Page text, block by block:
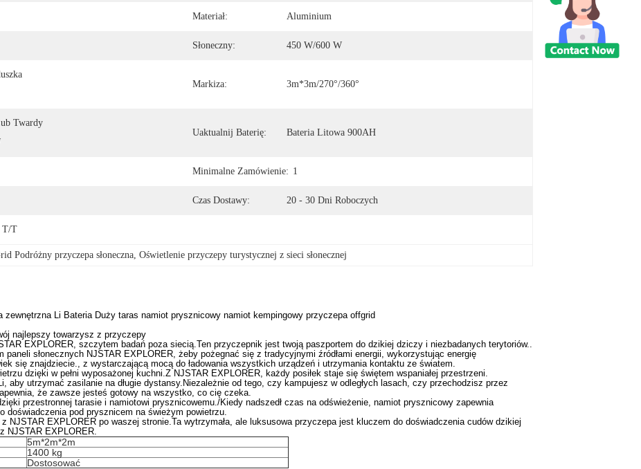
Materiał: Aluminium
Słoneczny: 450 W/600 W
Markiza: 3m*3m/270°/360°
Twardy
Uaktualnij Baterię: Bateria Litowa 900AH
Minimalne Zamówienie: 1
Czas Dostawy: 20 - 30 Dni Roboczych
T/T
Podróżny przyczepa słoneczna , Oświetlenie przyczepy turystycznej z sieci słonecznej
zewnętrzna Li Bateria Duży taras namiot prysznicowy namiot kempingowy przyczepa offgrid
najlepszy towarzysz z przyczepy
EXPLORER, szczytem badań poza siecią.Ten przyczepnik jest twoją paszportem do dzikiej dziczy i niezbadanych terytoriów..
słonecznych NJSTAR EXPLORER, żeby pożegnać się z tradycyjnymi źródłami energii, wykorzystując energię
się znajdziecie., z wystarczającą mocą do ładowania wszystkich urządzeń i utrzymania kontaktu ze światem.
dzięki w pełni wyposażonej kuchni.Z NJSTAR EXPLORER, każdy posiłek staje się świętem wspaniałej przestrzeni.
aby utrzymać zasilanie na długie dystansy.Niezależnie od tego, czy kampujesz w odległych lasach, czy przechodzisz przez
że zawsze jesteś gotowy na wszystko, co cię czeka.
przestronnej tarasie i namiotowi prysznicowemu./Kiedy nadszedł czas na odświeżenie, namiot prysznicowy zapewnia
doświadczenia pod prysznicem na świeżym powietrzu.
NJSTAR EXPLORER po waszej stronie.Ta wytrzymała, ale luksusowa przyczepa jest kluczem do doświadczenia cudów dzikiej
NJSTAR EXPLORER.
5m*2m*2m
1400 kg
Dostosować